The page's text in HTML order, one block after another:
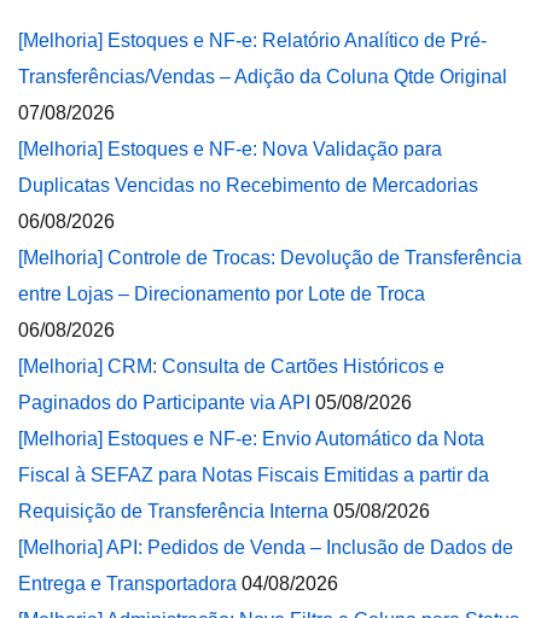
[Melhoria] Estoques e NF-e: Relatório Analítico de Pré-
Transferências/Vendas – Adição da Coluna Qtde Original
07/08/2026
[Melhoria] Estoques e NF-e: Nova Validação para
Duplicatas Vencidas no Recebimento de Mercadorias
06/08/2026
[Melhoria] Controle de Trocas: Devolução de Transferência
entre Lojas – Direcionamento por Lote de Troca
06/08/2026
[Melhoria] CRM: Consulta de Cartões Históricos e
Paginados do Participante via API 05/08/2026
[Melhoria] Estoques e NF-e: Envio Automático da Nota
Fiscal à SEFAZ para Notas Fiscais Emitidas a partir da
Requisição de Transferência Interna 05/08/2026
[Melhoria] API: Pedidos de Venda – Inclusão de Dados de
Entrega e Transportadora 04/08/2026